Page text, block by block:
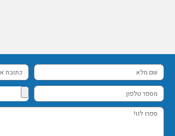
שם
מלא
כתובת
אימייל
מספר
טלפון
ספרו